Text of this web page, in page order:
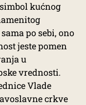
kućnog
po sebi, ono
jeste pomen
u
vrednosti.
Vlade
crkve